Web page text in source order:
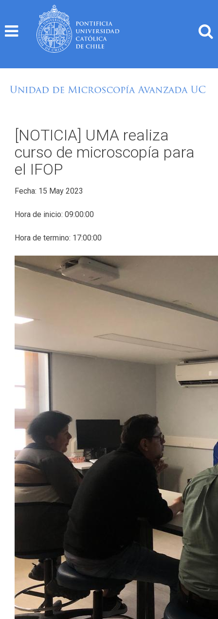
content
[NOTICIA] UMA realiza
curso de microscopía para
el IFOP
Fecha: 15 May 2023
Hora de inicio: 09:00:00
Hora de termino: 17:00:00